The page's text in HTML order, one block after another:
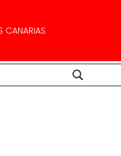
CANARIAS